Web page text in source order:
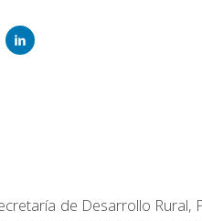
de Desarrollo